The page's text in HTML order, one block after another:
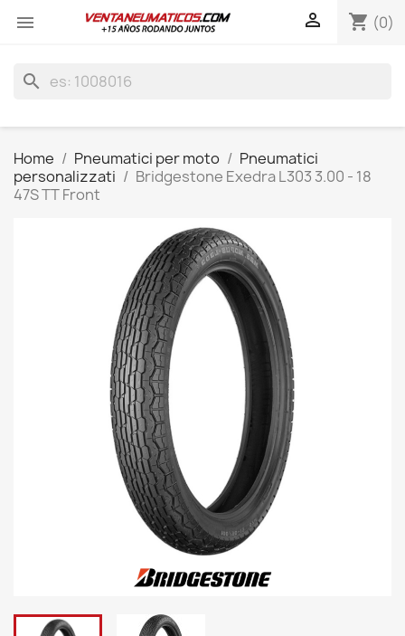
 shopping_cart (0)

search
Home Pneumatici per moto
Pneumatici
personalizzati
Bridgestone Exedra L303 3.00 - 18
47S TT Front